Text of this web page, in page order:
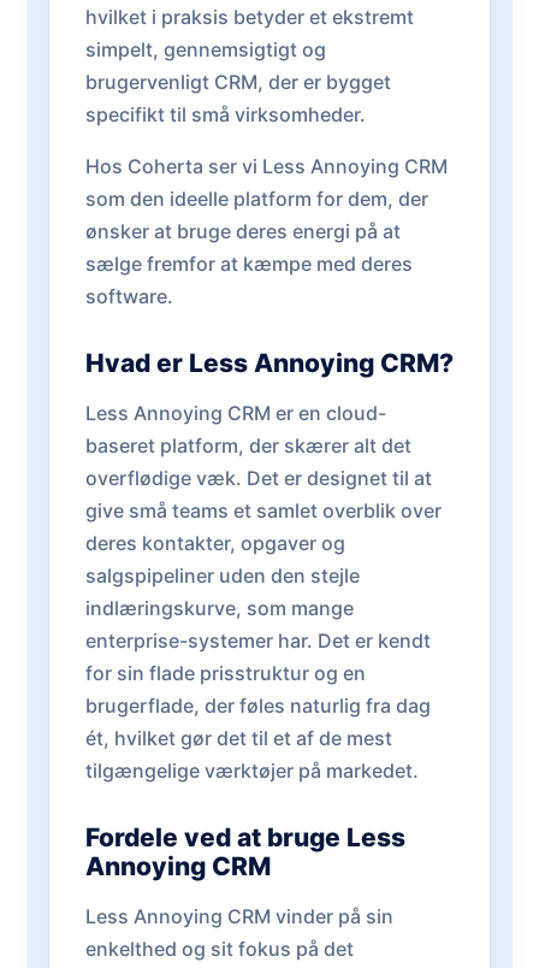
hvilket i praksis betyder et ekstremt
simpelt, gennemsigtigt og
brugervenligt CRM, der er bygget
specifikt til små virksomheder.
Hos Coherta ser vi Less Annoying CRM
som den ideelle platform for dem, der
ønsker at bruge deres energi på at
sælge fremfor at kæmpe med deres
software.
Hvad er Less Annoying CRM?
Less Annoying CRM er en cloud-
baseret platform, der skærer alt det
overflødige væk. Det er designet til at
give små teams et samlet overblik over
deres kontakter, opgaver og
salgspipeliner uden den stejle
indlæringskurve, som mange
enterprise-systemer har. Det er kendt
for sin flade prisstruktur og en
brugerflade, der føles naturlig fra dag
ét, hvilket gør det til et af de mest
tilgængelige værktøjer på markedet.
Fordele ved at bruge Less
Annoying CRM
Less Annoying CRM vinder på sin
enkelthed og sit fokus på det